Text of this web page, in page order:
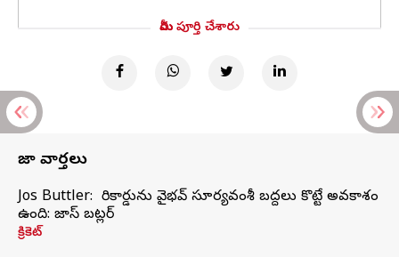
మీరు పూర్తి చేశారు
తాజా వార్తలు
Jos Buttler: నా రికార్డును వైభవ్ సూర్యవంశీ బద్దలు కొట్టే అవకాశం
ఉంది: జాస్ బట్లర్
క్రికెట్